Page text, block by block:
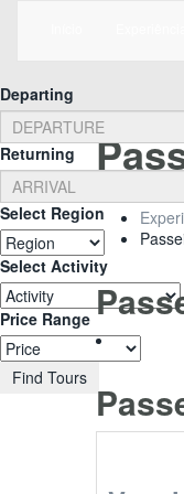
Departing
Returning
Select Region
Select Activity
Price Range
Find Tours
Home